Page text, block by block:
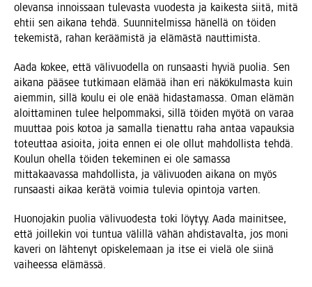
ole­van­sa innois­saan tule­vas­ta vuo­des­ta ja kai­kes­ta sii­tä, mitä
ehtii sen aika­na teh­dä. Suun­ni­tel­mis­sa hänel­lä on töi­den
teke­mis­tä, rahan kerää­mis­tä ja elä­mäs­tä nauttimista.
Aada kokee, että väli­vuo­del­la on run­saas­ti hyviä puo­lia. Sen
aika­na pää­see tut­ki­maan elä­mää ihan eri näkö­kul­mas­ta kuin
aiem­min, sil­lä kou­lu ei ole enää hidas­ta­mas­sa. Oman elä­män
aloit­ta­mi­nen tulee hel­pom­mak­si, sil­lä töi­den myö­tä on varaa
muut­taa pois kotoa ja samal­la tie­nat­tu raha antaa vapauk­sia
toteut­taa asioi­ta, joi­ta ennen ei ole ollut mah­dol­lis­ta teh­dä.
Kou­lun ohel­la töi­den teke­mi­nen ei ole samas­sa
mit­ta­kaa­vas­sa mah­dol­lis­ta, ja väli­vuo­den aika­na on myös
run­saas­ti aikaa kerä­tä voi­mia tule­via opin­to­ja varten.
Huo­no­ja­kin puo­lia väli­vuo­des­ta toki löy­tyy. Aada mai­nit­see,
että joil­le­kin voi tun­tua välil­lä vähän ahdis­ta­val­ta, jos moni
kave­ri on läh­te­nyt opis­ke­le­maan ja itse ei vie­lä ole sii­nä
vai­hees­sa elämässä.